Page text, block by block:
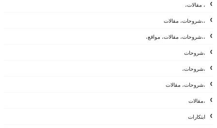
، مقالات،
،،شروحات، مقالات
،،شروحات، مقالات، مواقع،
،شروحات
،شروحات،
،شروحات، مقالات
،مقالات
ابتكارات